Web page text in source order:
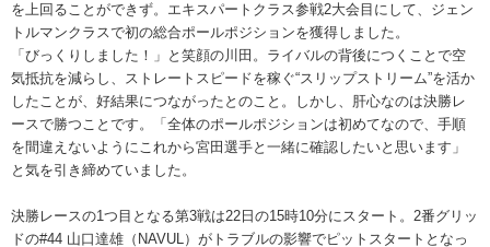
を上回ることができず。エキスパートクラス参戦2大会目にして、ジェン
トルマンクラスで初の総合ポールポジションを獲得しました。
「びっくりしました！」と笑顔の川田。ライバルの背後につくことで空
気抵抗を減らし、ストレートスピードを稼ぐ“スリップストリーム”を活か
したことが、好結果につながったとのこと。しかし、肝心なのは決勝レ
ースで勝つことです。「全体のポールポジションは初めてなので、手順
を間違えないようにこれから宮田選手と一緒に確認したいと思います」
と気を引き締めていました。
決勝レースの1つ目となる第3戦は22日の15時10分にスタート。2番グリッ
ドの#44 山口達雄（NAVUL）がトラブルの影響でピットスタートとなっ